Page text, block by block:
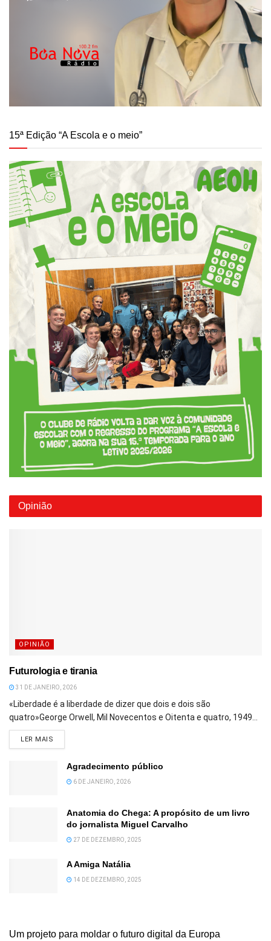
15ª Edição “A Escola e o meio”
Opinião
OPINIÃO
Futurologia e tirania
31 DE JANEIRO, 2026
«Liberdade é a liberdade de dizer que dois e dois são
quatro»George Orwell, Mil Novecentos e Oitenta e quatro, 1949...
LER MAIS
Agradecimento público
6 DE JANEIRO, 2026
Anatomia do Chega: A propósito de um livro
do jornalista Miguel Carvalho
27 DE DEZEMBRO, 2025
A Amiga Natália
14 DE DEZEMBRO, 2025
Um projeto para moldar o futuro digital da Europa